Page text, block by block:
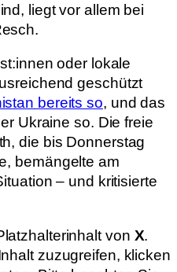
liegt vor allem bei
oder lokale
geschützt
bereits so, und das
Ukraine so. Die freie
die bis Donnerstag
bemängelte am
– und kritisierte
von X.
zuzugreifen, klicken